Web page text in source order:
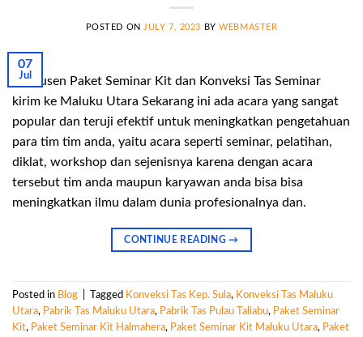
POSTED ON JULY 7, 2023 BYWEBMASTER
07
Jul
Produsen Paket Seminar Kit dan Konveksi Tas Seminar
kirim ke Maluku Utara Sekarang ini ada acara yang sangat
popular dan teruji efektif untuk meningkatkan pengetahuan
para tim tim anda, yaitu acara seperti seminar, pelatihan,
diklat, workshop dan sejenisnya karena dengan acara
tersebut tim anda maupun karyawan anda bisa bisa
meningkatkan ilmu dalam dunia profesionalnya dan.
CONTINUE READING→
Posted in Blog Tagged Konveksi Tas Kep. Sula, Konveksi Tas Maluku
Utara, Pabrik Tas Maluku Utara, Pabrik Tas Pulau Taliabu, Paket Seminar
Kit, Paket Seminar Kit Halmahera, Paket Seminar Kit Maluku Utara, Paket